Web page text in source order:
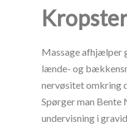
Massage afhjælper
lænde- og
nervøsitet omkring
Spørger man Bente
undervisning i